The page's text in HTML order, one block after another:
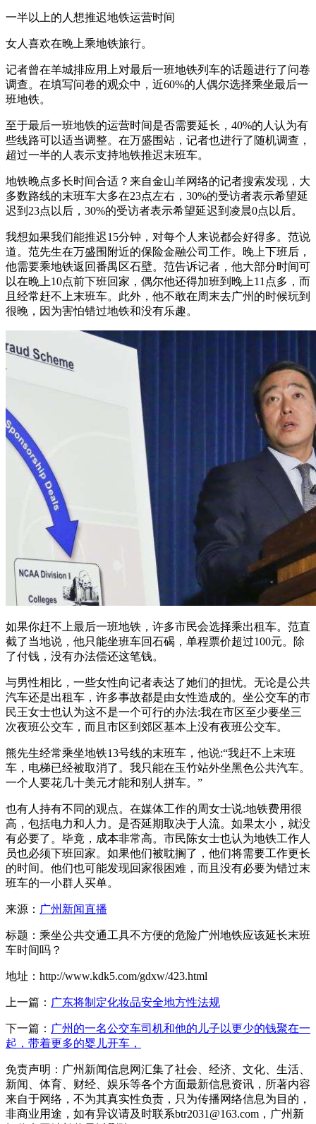
一半以上的人想推迟地铁运营时间
女人喜欢在晚上乘地铁旅行。
记者曾在羊城排应用上对最后一班地铁列车的话题进行了问卷
调查。在填写问卷的观众中，近60%的人偶尔选择乘坐最后一
班地铁。
至于最后一班地铁的运营时间是否需要延长，40%的人认为有
些线路可以适当调整。在万盛围站，记者也进行了随机调查，
超过一半的人表示支持地铁推迟末班车。
地铁晚点多长时间合适？来自金山羊网络的记者搜索发现，大
多数路线的末班车大多在23点左右，30%的受访者表示希望延
迟到23点以后，30%的受访者表示希望延迟到凌晨0点以后。
我想如果我们能推迟15分钟，对每个人来说都会好得多。范说
道。范先生在万盛围附近的保险金融公司工作。晚上下班后，
他需要乘地铁返回番禺区石壁。范告诉记者，他大部分时间可
以在晚上10点前下班回家，偶尔他还得加班到晚上11点多，而
且经常赶不上末班车。此外，他不敢在周末去广州的时候玩到
很晚，因为害怕错过地铁和没有乐趣。
如果你赶不上最后一班地铁，许多市民会选择乘出租车。范直
截了当地说，他只能坐班车回石碣，单程票价超过100元。除
了付钱，没有办法偿还这笔钱。
与男性相比，一些女性向记者表达了她们的担忧。无论是公共
汽车还是出租车，许多事故都是由女性造成的。坐公交车的市
民王女士也认为这不是一个可行的办法:我在市区至少要坐三
次夜班公交车，而且市区到郊区基本上没有夜班公交车。
熊先生经常乘坐地铁13号线的末班车，他说:“我赶不上末班
车，电梯已经被取消了。我只能在玉竹站外坐黑色公共汽车。
一个人要花几十美元才能和别人拼车。”
也有人持有不同的观点。在媒体工作的周女士说:地铁费用很
高，包括电力和人力。是否延期取决于人流。如果太小，就没
有必要了。毕竟，成本非常高。市民陈女士也认为地铁工作人
员也必须下班回家。如果他们被耽搁了，他们将需要工作更长
的时间。他们也可能发现回家很困难，而且没有必要为错过末
班车的一小群人买单。
来源： 广州新闻直播
标题：乘坐公共交通工具不方便的危险广州地铁应该延长末班
车时间吗？
地址：http://www.kdk5.com/gdxw/423.html
上一篇： 广东将制定化妆品安全地方性法规
下一篇： 广州的一名公交车司机和他的儿子以更少的钱聚在一
起，带着更多的婴儿开车，
免责声明：广州新闻信息网汇集了社会、经济、文化、生活、
新闻、体育、财经、娱乐等各个方面最新信息资讯，所著内容
来自于网络，不为其真实性负责，只为传播网络信息为目的，
非商业用途，如有异议请及时联系btr2031@163.com，广州新